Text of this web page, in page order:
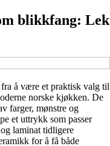
blikkfang: Lek
å være et praktisk valg til
norske kjøkken. De
farger, mønstre og
et uttrykk som passer
laminat tidligere
for å få både